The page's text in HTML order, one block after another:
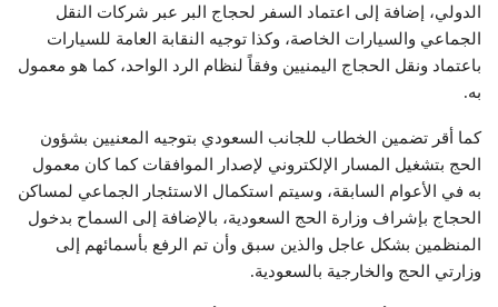
الدولي، إضافة إلى اعتماد السفر لحجاج البر عبر شركات النقل
الجماعي والسيارات الخاصة، وكذا توجيه النقابة العامة للسيارات
باعتماد ونقل الحجاج اليمنيين وفقاً لنظام الرد الواحد، كما هو معمول
به.
كما أقر تضمين الخطاب للجانب السعودي بتوجيه المعنيين بشؤون
الحج بتشغيل المسار الإلكتروني لإصدار الموافقات كما كان معمول
به في الأعوام السابقة، وسيتم استكمال الاستئجار الجماعي لمساكن
الحجاج بإشراف وزارة الحج السعودية، بالإضافة إلى السماح بدخول
المنظمين بشكل عاجل والذين سبق وأن تم الرفع بأسمائهم إلى
وزارتي الحج والخارجية بالسعودية.